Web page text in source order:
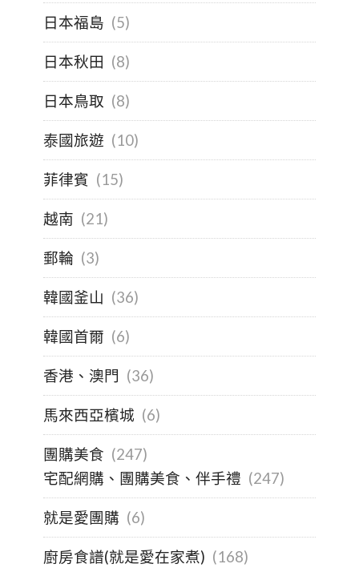
日本福島 (5)
日本秋田 (8)
日本鳥取 (8)
泰國旅遊 (10)
菲律賓 (15)
越南 (21)
郵輪 (3)
韓國釜山 (36)
韓國首爾 (6)
香港、澳門 (36)
馬來西亞檳城 (6)
團購美食 (247)
宅配網購、團購美食、伴手禮 (247)
就是愛團購 (6)
廚房食譜(就是愛在家煮) (168)